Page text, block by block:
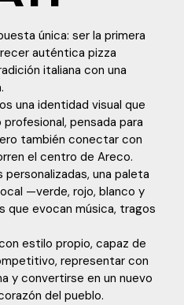
única: ser la primera
auténtica pizza
italiana con una
una identidad visual que
pensada para
también conectar con
el centro de Areco.
una paleta
—verde, rojo, blanco y
evocan música, tragos
estilo propio, capaz de
representar con
y convertirse en un nuevo
del pueblo.